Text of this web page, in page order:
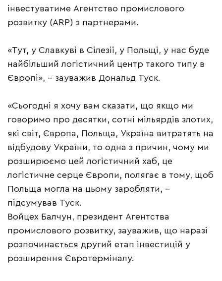
інвестуватиме Агентство промислового
розвитку (ARP) з партнерами.
«Тут, у Славкуві в Сілезії, у Польщі, у нас буде
найбільший логістичний центр такого типу в
Європі», – зауважив Дональд Туск.
«Сьогодні я хочу вам сказати, що якщо ми
говоримо про десятки, сотні мільярдів злотих,
які світ, Європа, Польща, Україна витратять на
відбудову України, то одна з причин, чому ми
розширюємо цей логістичний хаб, це
логістичне серце Європи, полягає в тому, щоб
Польща могла на цьому заробляти, –
підсумував Туск.
Войцех Балчун, президент Агентства
промислового розвитку, зауважив, що наразі
розпочинається другий етап інвестицій у
розширення Євротерміналу.